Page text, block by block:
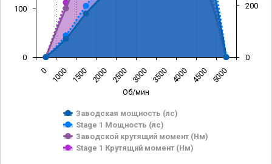
Об/мин
Заводская мощность (лс)
Stage 1 Мощность (лс)
Заводской крутящий момент (Нм)
Stage 1 Крутящий момент (Нм)
0 1000 1500 2000 2500 3000 3500 4000 4500 5000
0
100
0
200